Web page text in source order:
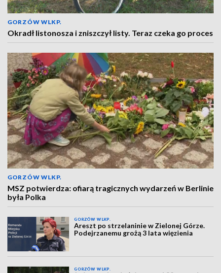
GORZÓW WLKP.
Okradł listonosza i zniszczył listy. Teraz czeka go proces
GORZÓW WLKP.
MSZ potwierdza: ofiarą tragicznych wydarzeń w Berlinie
była Polka
GORZÓW WLKP.
Areszt po strzelaninie w Zielonej Górze.
Podejrzanemu grożą 3 lata więzienia
GORZÓW WLKP.